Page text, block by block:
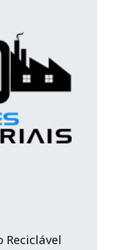
Reciclável